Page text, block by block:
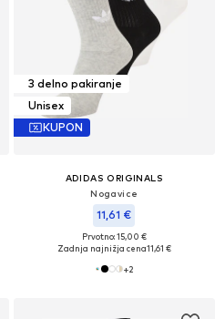
3 delno pakiranje
Unisex
KUPON
ADIDAS ORIGINALS
Nogavice
11,61 €
Prvotno: 15,00 €
Zadnja najnižja cena11,61 €
+2